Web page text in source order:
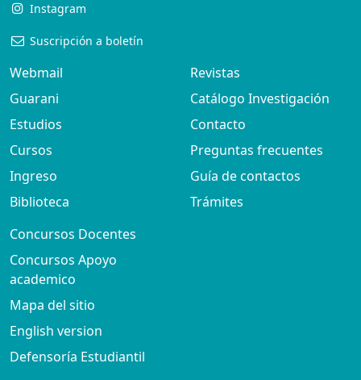
Instagram
Suscripción a boletín
Webmail
Guarani
Estudios
Cursos
Ingreso
Biblioteca
Revistas
Catálogo Investigación
Contacto
Preguntas frecuentes
Guía de contactos
Trámites
Concursos Docentes
Concursos Apoyo
academico
Mapa del sitio
English version
Defensoría Estudiantil